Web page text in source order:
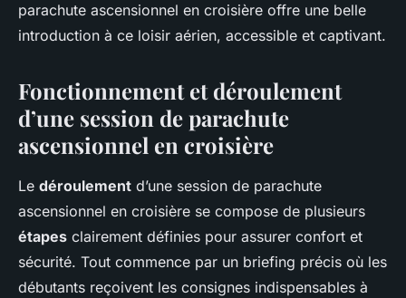
parachute ascensionnel en croisière offre une belle
introduction à ce loisir aérien, accessible et captivant.
Fonctionnement et déroulement
d’une session de parachute
ascensionnel en croisière
Le déroulement d’une session de parachute
ascensionnel en croisière se compose de plusieurs
étapes clairement définies pour assurer confort et
sécurité. Tout commence par un briefing précis où les
débutants reçoivent les consignes indispensables à